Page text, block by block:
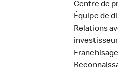
Centre de
Équipe de
Relations
Franchisage